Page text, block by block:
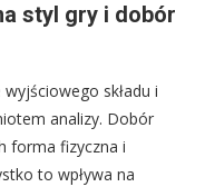
styl gry i dobór
składu i
analizy. Dobór
forma fizyczna i
to wpływa na